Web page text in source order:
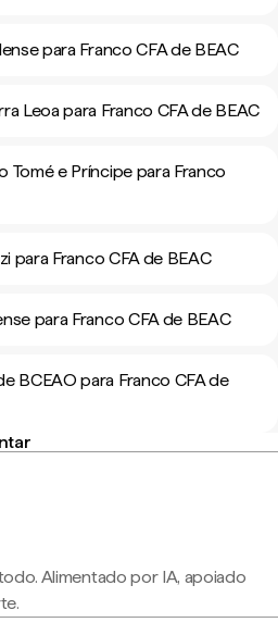
para Franco CFA de BEAC
Leoa para Franco CFA de BEAC
Tomé e Príncipe para Franco
para Franco CFA de BEAC
para Franco CFA de BEAC
BCEAO para Franco CFA de
Alimentado por IA, apoiado